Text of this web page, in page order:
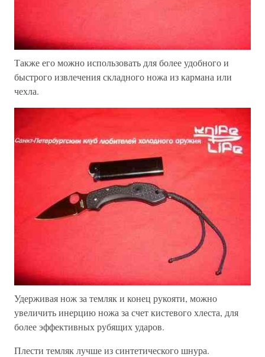
Также его можно использовать для более удобного и
быстрого извлечения складного ножа из кармана или
чехла.
Удерживая нож за темляк и конец рукояти, можно
увеличить инерцию ножа за счет кистевого хлеста, для
более эффективных рубящих ударов.
Плести темляк лучше из синтетического шнура.